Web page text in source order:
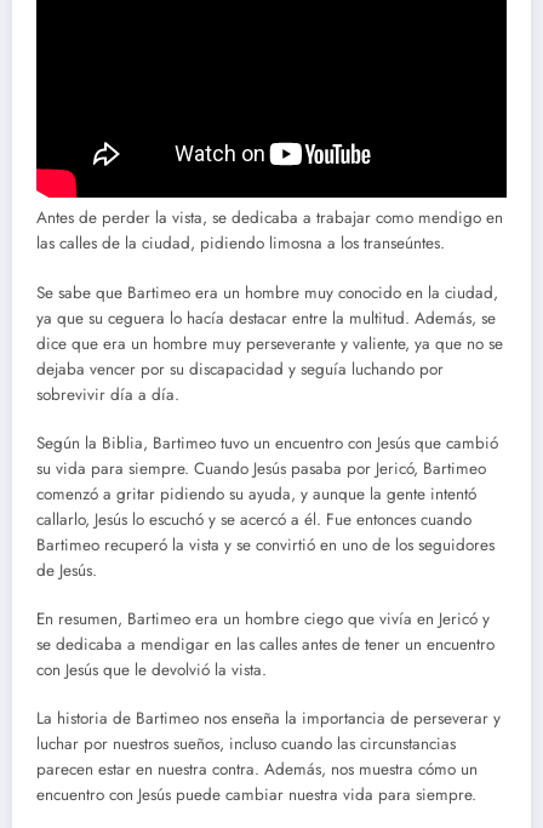
Antes de perder la vista, se dedicaba a trabajar como mendigo en
las calles de la ciudad, pidiendo limosna a los transeúntes.
Se sabe que Bartimeo era un hombre muy conocido en la ciudad,
ya que su ceguera lo hacía destacar entre la multitud. Además, se
dice que era un hombre muy perseverante y valiente, ya que no se
dejaba vencer por su discapacidad y seguía luchando por
sobrevivir día a día.
Según la Biblia, Bartimeo tuvo un encuentro con Jesús que cambió
su vida para siempre. Cuando Jesús pasaba por Jericó, Bartimeo
comenzó a gritar pidiendo su ayuda, y aunque la gente intentó
callarlo, Jesús lo escuchó y se acercó a él. Fue entonces cuando
Bartimeo recuperó la vista y se convirtió en uno de los seguidores
de Jesús.
En resumen, Bartimeo era un hombre ciego que vivía en Jericó y
se dedicaba a mendigar en las calles antes de tener un encuentro
con Jesús que le devolvió la vista.
La historia de Bartimeo nos enseña la importancia de perseverar y
luchar por nuestros sueños, incluso cuando las circunstancias
parecen estar en nuestra contra. Además, nos muestra cómo un
encuentro con Jesús puede cambiar nuestra vida para siempre.